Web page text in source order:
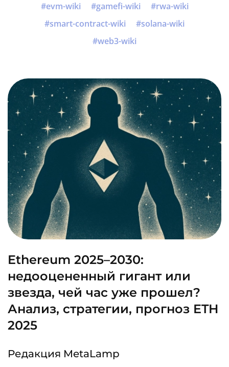
evm-wiki
gamefi-wiki
rwa-wiki
smart-contract-wiki
solana-wiki
web3-wiki
Ethereum 2025–2030:
недооцененный гигант или
звезда, чей час уже прошел?
Анализ, стратегии, прогноз ETH
2025
Редакция MetaLamp